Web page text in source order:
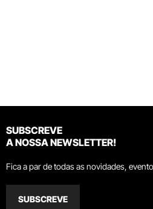
SUBSCREVE
A NOSSA NEWSLETTER!
Fica a par de todas as novidades,
SUBSCREVE